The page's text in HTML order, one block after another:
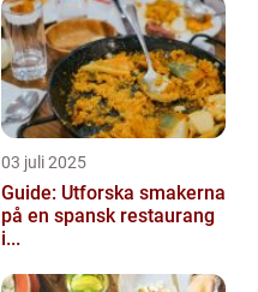
03 juli 2025
Guide: Utforska smakerna
på en spansk restaurang
i...